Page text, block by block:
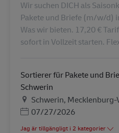
Wir suchen DICH als
Pakete und Briefe (m/w/d)
Was wir bieten. 17,20 €
sofort in Vollzeit starten.
Sortierer für Pakete und
Schwerin
PlatsSchwerin,
Posted Date
07/27/2026
Jag är tillgängligt i 2 kategorier